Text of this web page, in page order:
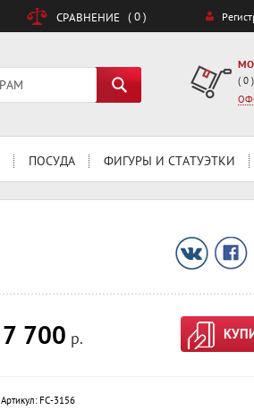
СРАВНЕНИЕ ( 0 )
( 0 )
ПОСУДА ФИГУРЫ И СТАТУЭТКИ
7 700 р.
Артикул:FC-3156